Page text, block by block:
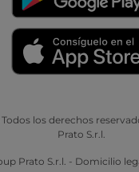
los derechos
Prato S.r.l.
Prato S.r.l. - Domicilio